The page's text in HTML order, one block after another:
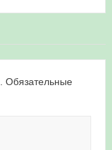
Обязательные